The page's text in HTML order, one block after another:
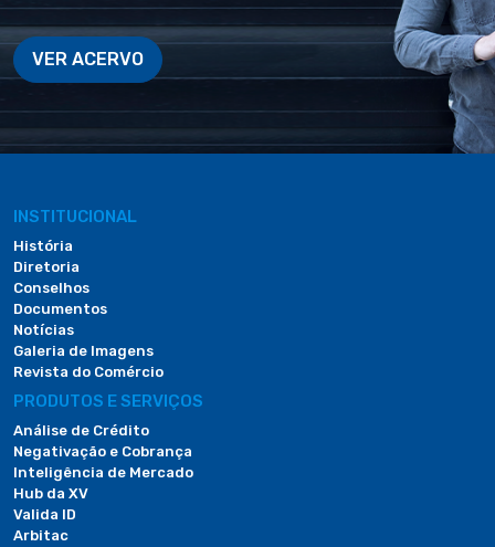
VER ACERVO
INSTITUCIONAL
História
Diretoria
Conselhos
Documentos
Notícias
Galeria de Imagens
Revista do Comércio
PRODUTOS E SERVIÇOS
Análise de Crédito
Negativação e Cobrança
Inteligência de Mercado
Hub da XV
Valida ID
Arbitac